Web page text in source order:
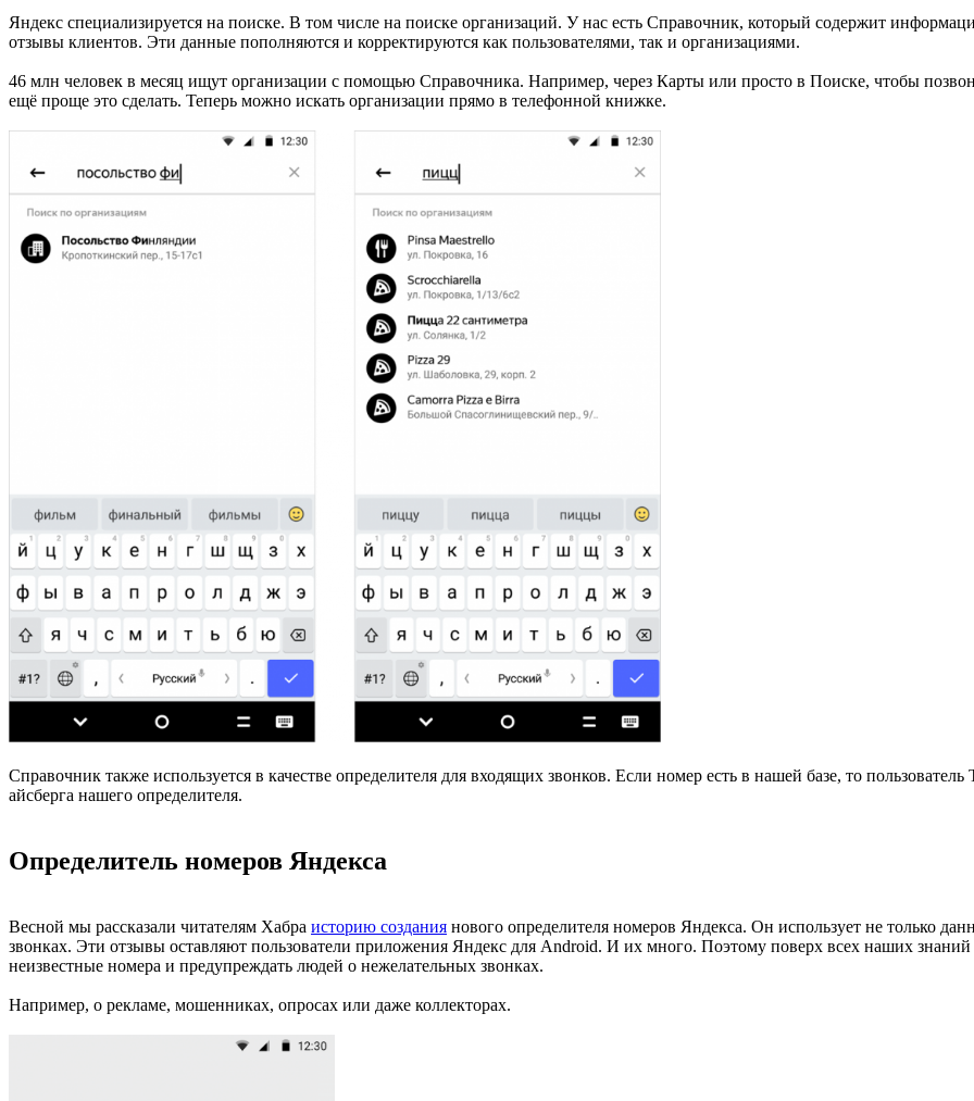
Яндекс специализируется на поиске. В том числе на поиске организаций. У нас есть Справочник, который содержит
отзывы клиентов. Эти данные пополняются и корректируются как пользователями, так и организациями.
46 млн человек в месяц ищут организации с помощью Справочника. Например, через Карты или просто в Поиске, чтобы
ещё проще это сделать. Теперь можно искать организации прямо в телефонной книжке.
Справочник также используется в качестве определителя для входящих звонков. Если номер есть в нашей базе, то
айсберга нашего определителя.
Определитель номеров Яндекса
Весной мы рассказали читателям Хабра историю создания нового определителя номеров Яндекса. Он использует не только
звонках. Эти отзывы оставляют пользователи приложения Яндекс для Android. И их много. Поэтому поверх всех наших
неизвестные номера и предупреждать людей о нежелательных звонках.
Например, о рекламе, мошенниках, опросах или даже коллекторах.